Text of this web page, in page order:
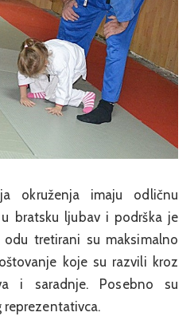
okruženja imaju odličnu
bratsku ljubav i podrška je
tretirani su maksimalno
koje su razvili kroz
i saradnje. Posebno su